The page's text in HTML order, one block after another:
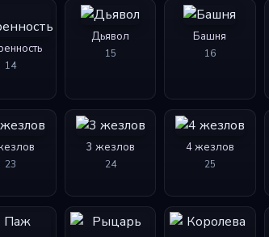
14
Дьявол
15
Башня
16
23
3 жезлов
24
4 жезлов
25